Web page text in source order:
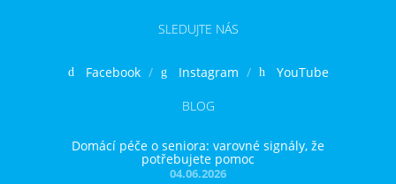
SLEDUJTE NÁS
Facebook Instagram
YouTube
BLOG
04.06.2026
Domácí péče o seniora: varovné signály, že
potřebujete pomoc